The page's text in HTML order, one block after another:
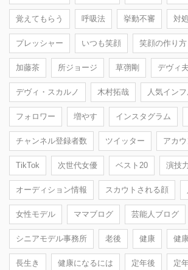
覚えてもらう 呼吸法 挙動不審 対
プレッシャー いつも笑顔 笑顔の作り方
加藤茶 所ジョージ 草彅剛 デヴィ
デヴィ・スカルノ 木村拓哉 人気イン
フォロワー 増やす インスタグラム
チャンネル登録者数 ツイッター アカウ
TikTok 次世代女優 ベスト20 演技
オーディション情報 スカウトされる顔
女性モデル ママブログ 芸能人ブログ
シニアモデル事務所 老後 健康 健
長生き 健康になるには 定年後 定